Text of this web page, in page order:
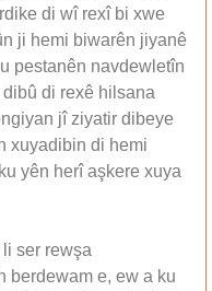
di wî rexî bi xwe
ji hemi biwarên jiyanê
pestanên navdewletîn
di rexê hilsana
jî ziyatir dibeye
xuyadibin di hemi
yên herî aşkere xuya
ser rewşa
berdewam e, ew a ku